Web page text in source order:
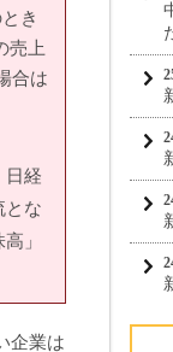
き
売上
合は
日経
とな
」
企業は